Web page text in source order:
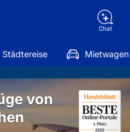
Chat
Städtereise Mietwagen
von